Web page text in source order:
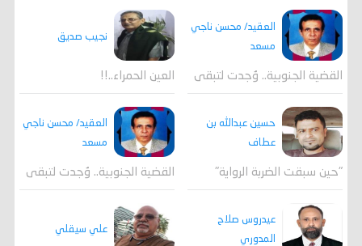
العقيد/ محسن ناجي
مسعد
القضية الجنوبية.. وُجدت لتبقى
نجيب صديق
العين الحمراء..!!
حسين عبدالله بن
عطاف
"حين سبقت الضربة الرواية"
العقيد/ محسن ناجي
مسعد
القضية الجنوبية.. وُجدت لتبقى
عيدروس صلاح
المدوري
علي سيقلي